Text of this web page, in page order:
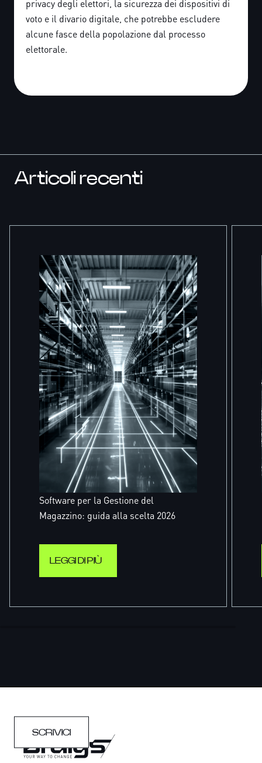
privacy degli elettori, la sicurezza dei dispositivi di
voto e il divario digitale, che potrebbe escludere
alcune fasce della popolazione dal processo
elettorale.
Articoli recenti
Software per la Gestione del
Magazzino: guida alla scelta 2026
LEGGI DI PIÙ
SCRIVICI